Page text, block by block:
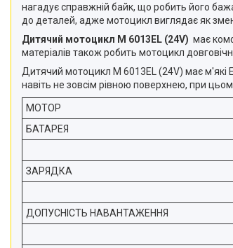
нагадує справжній байк, що робить його
до деталей, адже мотоцикл виглядає як
Дитячий мотоцикл M 6013EL (24V) має
матеріалів також робить мотоцикл
Дитячий мотоцикл M 6013EL (24V) має м'які
навіть не зовсім рівною поверхнею, при
МОТОР
БАТАРЕЯ
ЗАРЯДКА
ДОПУСНІСТЬ НАВАНТАЖЕННЯ